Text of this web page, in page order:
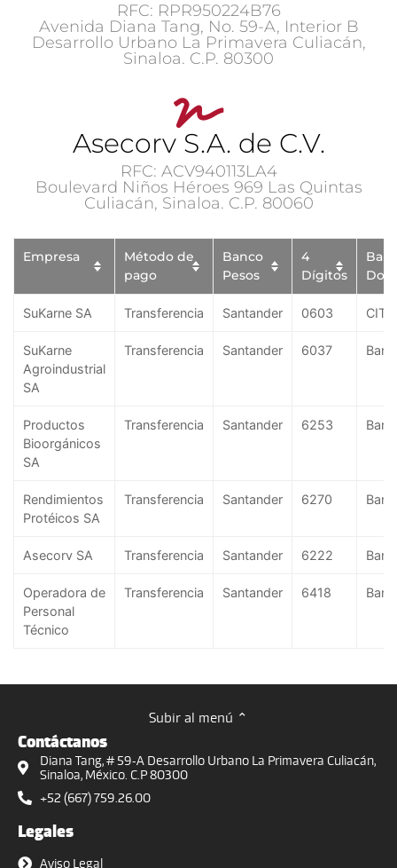
RFC: RPR950224B76
Avenida Diana Tang, No. 59-A, Interior B
Desarrollo Urbano La Primavera Culiacán,
Sinaloa. C.P. 80300
Asecorv S.A. de C.V.
RFC: ACV940113LA4
Boulevard Niños Héroes 969 Las Quintas
Culiacán, Sinaloa. C.P. 80060
Empresa
Método de
pago
Banco
Pesos
4
Dígitos
SuKarne SA Transferencia Santander 0603
SuKarne
Agroindustrial
SA
Transferencia Santander 6037
Productos
Bioorgánicos
SA
Transferencia Santander 6253
Rendimientos
Protéicos SA
Transferencia Santander 6270
Asecorv SA Transferencia Santander 6222
Operadora de
Personal
Técnico
Transferencia Santander 6418
Subir al menú ⌃
Contáctanos
Diana Tang, # 59-A Desarrollo Urbano La Primavera Culiacán,
Sinaloa, México. C.P 80300
+52 (667) 759.26.00
Legales
Aviso Legal